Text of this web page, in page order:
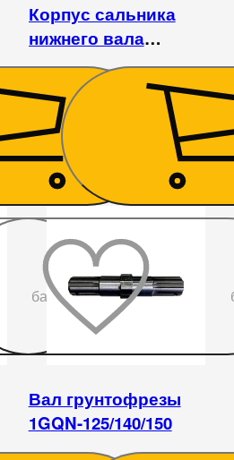
Корпус сальника
нижнего вала
грунтофрезы 1GQN-
125/140/150
540₴
До
бажаного
Вал грунтофрезы
1GQN-125/140/150